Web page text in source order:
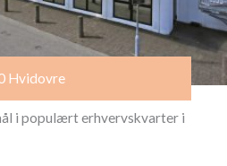
Hvidovre
i populært erhvervskvarter i